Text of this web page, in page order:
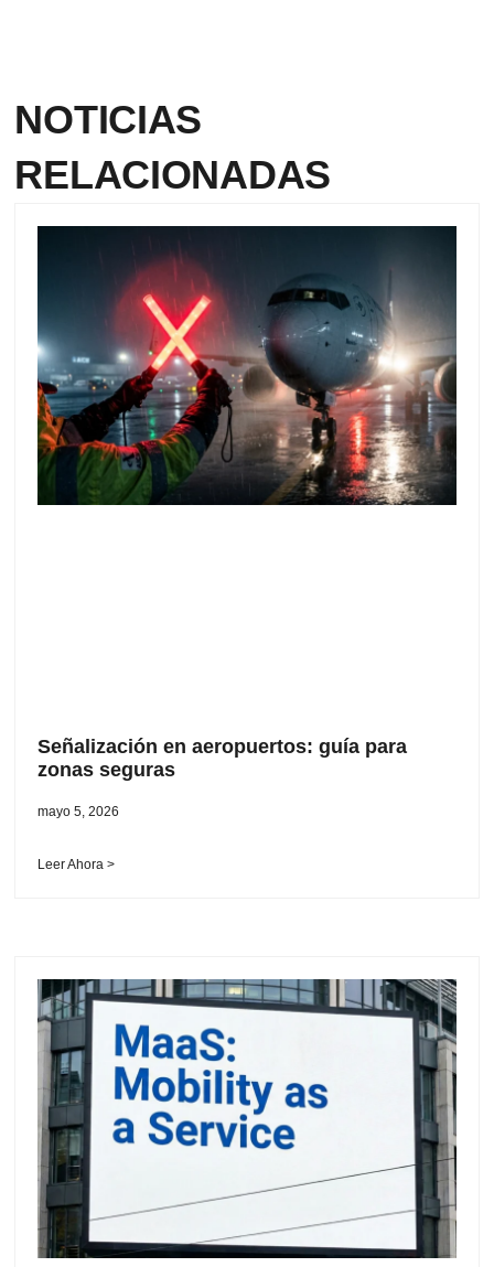
NOTICIAS
RELACIONADAS
Señalización en aeropuertos: guía para
zonas seguras
mayo 5, 2026
Leer Ahora >